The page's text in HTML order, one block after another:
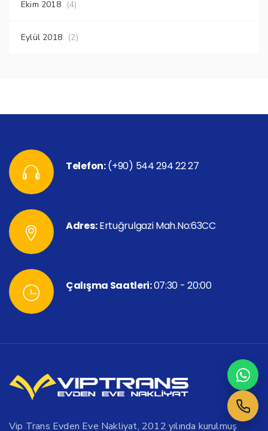
Ekim 2018 (4)
Eylül 2018 (2)
Telefon:(+90) 544 294 22 27
Adres:Ertuğrulgazi Mah.No:63CC
Çalışma Saatleri:07:30 - 20:00
Vip Trans Evden Eve Nakliyat, 2012 yılında kurulmuş